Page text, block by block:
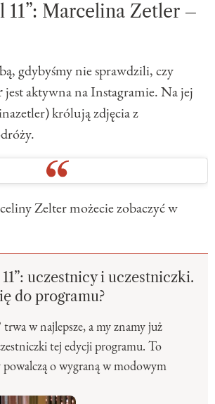
11”: Marcelina Zetler –
gdybyśmy nie sprawdzili, czy
jest aktywna na Instagramie. Na jej
królują zdjęcia z
Zelter możecie zobaczyć w
uczestnicy i uczestniczki.
do programu?
w najlepsze, a my znamy już
tej edycji programu. To
powalczą o wygraną w modowym